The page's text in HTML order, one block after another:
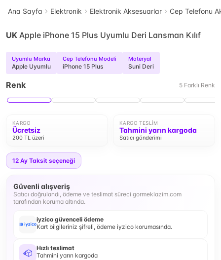
Ana Sayfa Elektronik Elektronik Aksesuarlar Cep Telefonu
UK Apple iPhone 15 Plus Uyumlu Deri Lansman Kılıf
Uyumlu Marka
Apple Uyumlu
Cep Telefonu Modeli
iPhone 15 Plus
Materyal
Suni Deri
Renk 5 Farklı Renk
KARGO
Ücretsiz
200 TL üzeri
KARGO TESLIM
Tahmini yarın kargoda
Satıcı gönderimi
12 Ay Taksit seçeneği
Güvenli alışveriş
Satıcı doğrulandı, ödeme ve teslimat süreci gormeklazim.com
tarafından koruma altında.
iyzico güvenceli ödeme
Kart bilgileriniz şifreli, ödeme iyzico korumasında.
Hızlı teslimat
Tahmini yarın kargoda